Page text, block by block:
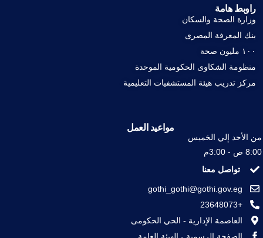
راوبط هامة
وزارة الصحة والسكان
بنك المعرفة المصرى
١٠٠ مليون صحة
منظومة الشكاوى الحكومية الموحدة
مركز تدريب هيئة المستشفيات التعليمية
مواعيد العمل
من الأحد إلي الخميس
8:00 ص - 3:00م
تواصل معنا
gothi_gothi@gothi.gov.eg
+23648073
العاصمة الإدارية - الحي الحكومى
الصفحة الرسمية - الهيئة العامة